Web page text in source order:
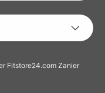
Fitstore24.com Zanier